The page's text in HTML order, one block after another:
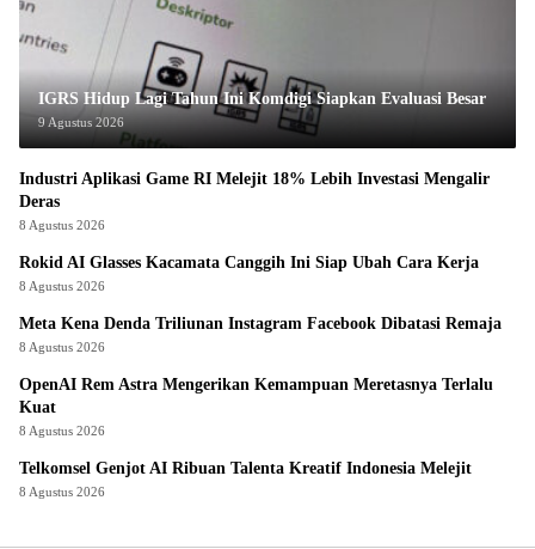
IGRS Hidup Lagi Tahun Ini Komdigi Siapkan Evaluasi Besar
9 Agustus 2026
Industri Aplikasi Game RI Melejit 18% Lebih Investasi Mengalir
Deras
8 Agustus 2026
Rokid AI Glasses Kacamata Canggih Ini Siap Ubah Cara Kerja
8 Agustus 2026
Meta Kena Denda Triliunan Instagram Facebook Dibatasi Remaja
8 Agustus 2026
OpenAI Rem Astra Mengerikan Kemampuan Meretasnya Terlalu
Kuat
8 Agustus 2026
Telkomsel Genjot AI Ribuan Talenta Kreatif Indonesia Melejit
8 Agustus 2026